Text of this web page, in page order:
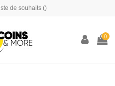
de souhaits ()
0